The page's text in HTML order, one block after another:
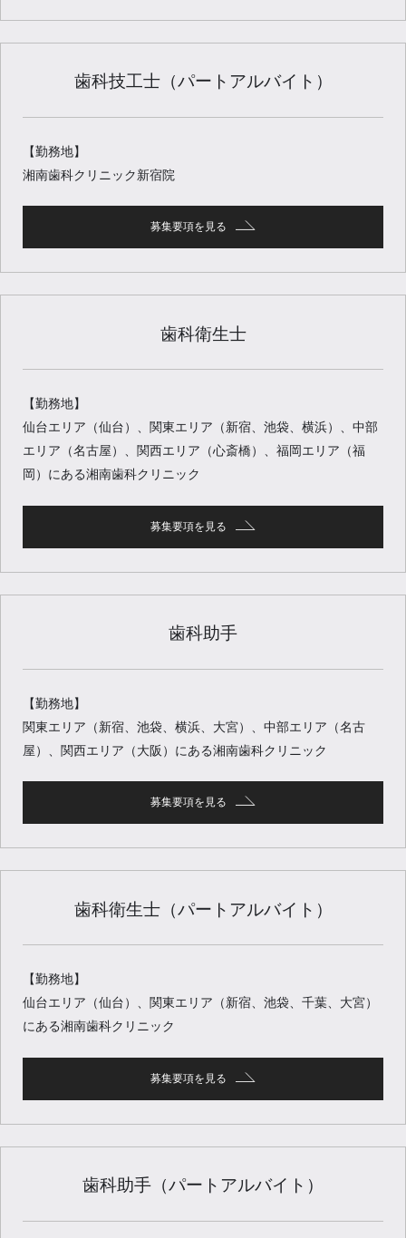
歯科技工士（パートアルバイト）
【勤務地】
湘南歯科クリニック新宿院
募集要項を見る
歯科衛生士
【勤務地】
仙台エリア（仙台）、関東エリア（新宿、池袋、横浜）、中部
エリア（名古屋）、関西エリア（心斎橋）、福岡エリア（福
岡）にある湘南歯科クリニック
募集要項を見る
歯科助手
【勤務地】
関東エリア（新宿、池袋、横浜、大宮）、中部エリア（名古
屋）、関西エリア（大阪）にある湘南歯科クリニック
募集要項を見る
歯科衛生士（パートアルバイト）
【勤務地】
仙台エリア（仙台）、関東エリア（新宿、池袋、千葉、大宮）
にある湘南歯科クリニック
募集要項を見る
歯科助手（パートアルバイト）